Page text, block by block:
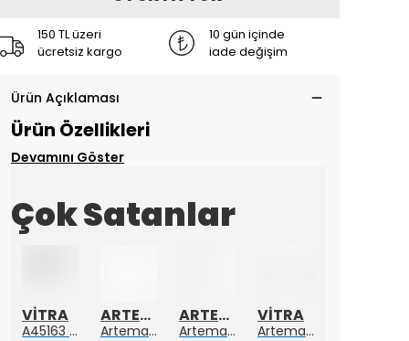
150 TL üzeri
ücretsiz kargo
10 gün içinde
iade değişim
Ürün Açıklaması
Ürün Özellikleri
Devamını Göster
Çok Satanlar
VİTRA
A45163 Lavabo Süzgeci Sabit Krom
ARTEMA
Artema A4128723 Suıt L Yerden Küvet Bataryası Altın
ARTEMA
Artema A4128726 Suıt Küvet Bataryası Bakır
VİTRA
Artema A4249026 Suit U Çıkış Ucu